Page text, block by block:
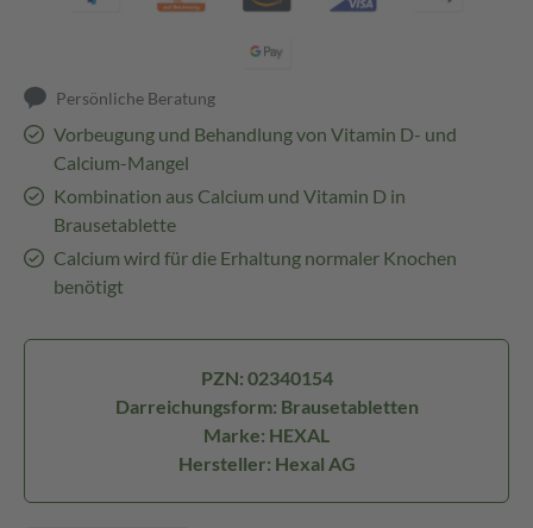
Persönliche Beratung
Vorbeugung und Behandlung von Vitamin D- und
Calcium-Mangel
Kombination aus Calcium und Vitamin D in
Brausetablette
Calcium wird für die Erhaltung normaler Knochen
benötigt
PZN: 02340154
Darreichungsform: Brausetabletten
Marke: HEXAL
Hersteller: Hexal AG